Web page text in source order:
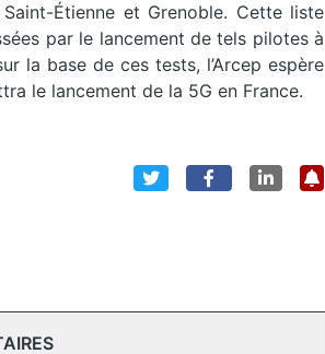
Étienne et Grenoble. Cette liste
par le lancement de tels pilotes à
la base de ces tests, l’Arcep espère
le lancement de la 5G en France.